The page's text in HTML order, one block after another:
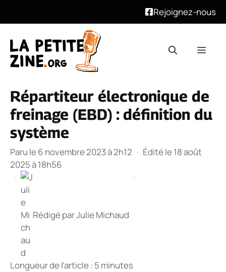
Rejoignez-nous
contenu
Répartiteur électronique de
freinage (EBD) : définition du
système
Paru le 6 novembre 2023 à 2h12 · Édité le 18 août
2025 à 18h56
·
Rédigé parJulie Michaud
·
Longueur de l’article : 5 minutes